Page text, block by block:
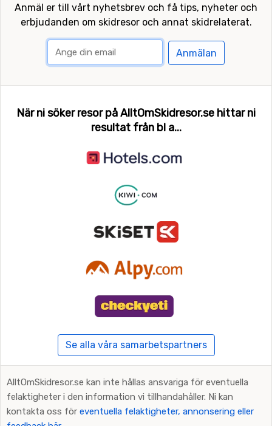
Anmäl er till vårt nyhetsbrev och få tips, nyheter och
erbjudanden om skidresor och annat skidrelaterat.
Anmälan
När ni söker resor på AlltOmSkidresor.se hittar ni
resultat från bl a...
Se alla våra samarbetspartners
AlltOmSkidresor.se kan inte hållas ansvariga för eventuella
felaktigheter i den information vi tillhandahåller. Ni kan
kontakta oss för eventuella felaktigheter, annonsering eller